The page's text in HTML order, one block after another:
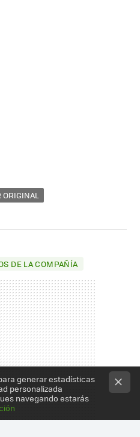
ORIGINAL
DE LA COMPAÑÍA
generar estadísticas
personalizada
navegando estarás